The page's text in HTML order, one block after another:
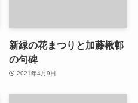
新緑の花まつりと加藤楸邨
の句碑
2021年4月9日